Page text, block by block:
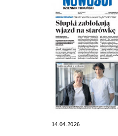
14.04.2026